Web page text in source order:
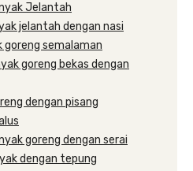
Jelantah
jelantah dengan nasi
goreng semalaman
goreng bekas dengan
dengan pisang
goreng dengan serai
dengan tepung